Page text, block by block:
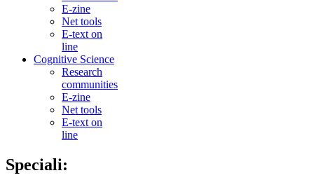
E-zine
Net tools
E-text on
line
Cognitive Science
Research
communities
E-zine
Net tools
E-text on
line
Speciali: